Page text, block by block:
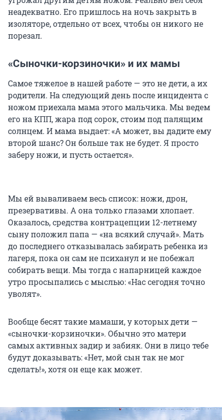
неадекватно. Его пришлось на ночь закрыть в
изоляторе, отдельно от всех, чтобы он никого не
порезал.
«Сыночки-корзиночки» и их мамы
Самое тяжелое в нашей работе — это не дети, а их
родители. На следующий день после инцидента с
ножом приехала мама этого мальчика. Мы ведем
его на КПП, жара под сорок, стоим под палящим
солнцем. И мама выдает: «А может, вы дадите ему
второй шанс? Он больше так не будет. Я просто
заберу ножи, и пусть остается».
Мы ей вываливаем весь список: ножи, дрон,
презервативы. А она только глазами хлопает.
Оказалось, средства контрацепции 12-летнему
сыну положил папа — «на всякий случай». Мать
до последнего отказывалась забирать ребенка из
лагеря, пока он сам не психанул и не побежал
собирать вещи. Мы тогда с напарницей каждое
утро просыпались с мыслью: «Нас сегодня точно
уволят».
Вообще бесят такие мамаши, у которых дети —
«сыночки-корзиночки». Обычно это матери
самых активных задир и забияк. Они в лицо тебе
будут доказывать: «Нет, мой сын так не мог
сделать!», хотя он еще как может.